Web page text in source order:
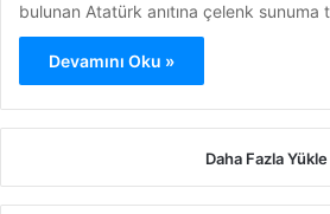
bulunan Atatürk anıtına çelenk sunuma
Devamını Oku »
Daha Fazla Yükle